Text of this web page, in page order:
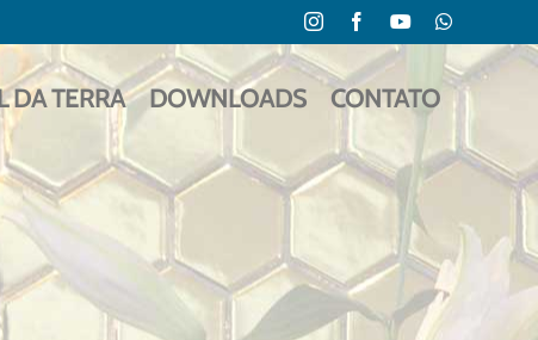
InstagramFacebookYouTubeWhatsApp
DA TERRA DOWNLOADS CONTATO